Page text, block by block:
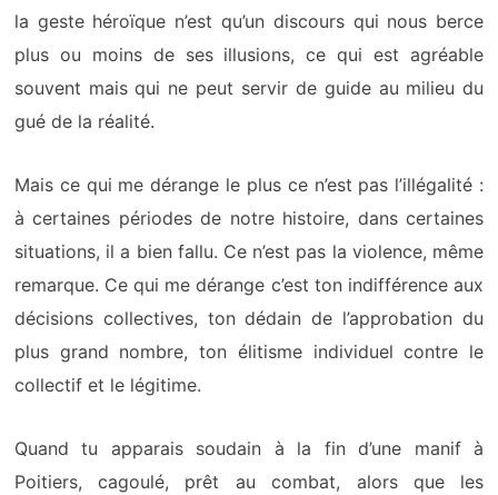
la geste héroïque n’est qu’un discours qui nous berce
plus ou moins de ses illusions, ce qui est agréable
souvent mais qui ne peut servir de guide au milieu du
gué de la réalité.
Mais ce qui me dérange le plus ce n’est pas l’illégalité :
à certaines périodes de notre histoire, dans certaines
situations, il a bien fallu. Ce n’est pas la violence, même
remarque. Ce qui me dérange c’est ton indifférence aux
décisions collectives, ton dédain de l’approbation du
plus grand nombre, ton élitisme individuel contre le
collectif et le légitime.
Quand tu apparais soudain à la fin d’une manif à
Poitiers, cagoulé, prêt au combat, alors que les